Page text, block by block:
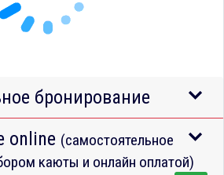
бронирование
online (самостоятельное
каюты и онлайн оплатой)